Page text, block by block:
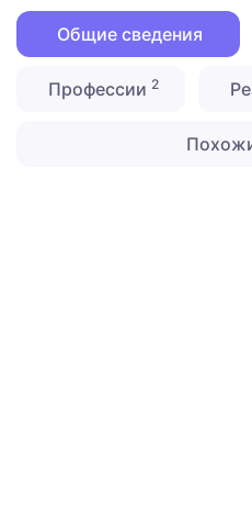
Общие сведения
Профессии 2